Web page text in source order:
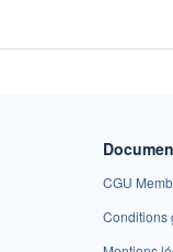
CGU
Conditions